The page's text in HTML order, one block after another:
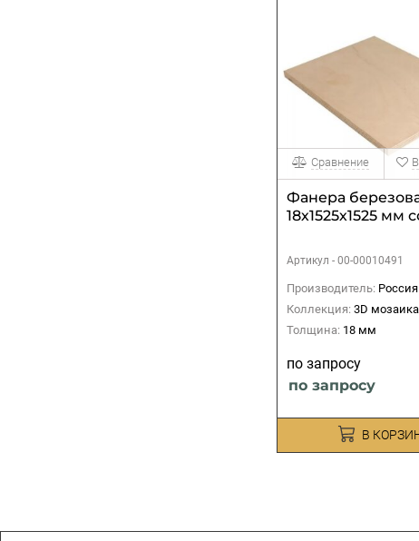
Фанера
18х1525х1525 мм
Артикул - 00-00010491
Производитель: Россия
Коллекция: 3D мозаика
Толщина: 18 мм
по запросу
по запросу
В
Сравнение